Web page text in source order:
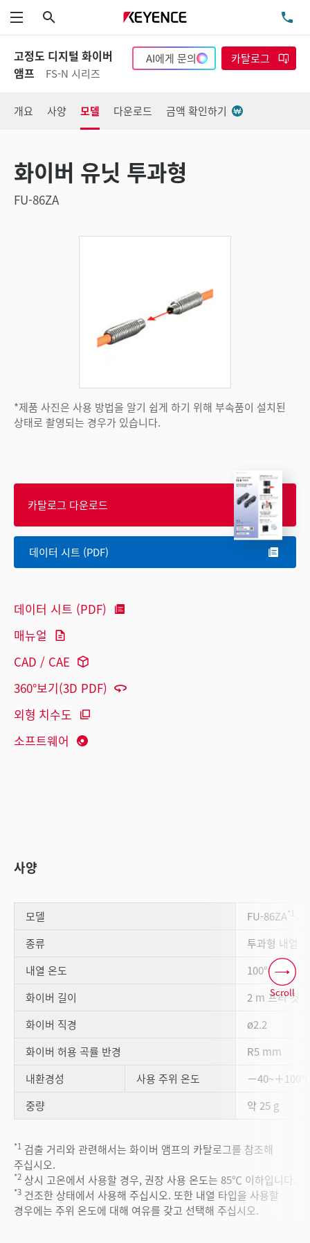
메뉴
고정도 디지털 화이버
앰프
FS-N 시리즈
AI에게 문의 카탈로그
개요 사양 모델 다운로드 금액 확인하기
화이버 유닛 투과형
FU-86ZA
*제품 사진은 사용 방법을 알기 쉽게 하기 위해 부속품이 설치된
상태로 촬영되는 경우가 있습니다.
카탈로그 다운로드
데이터 시트 (PDF)
데이터 시트 (PDF)
매뉴얼
CAD / CAE
360°보기(3D PDF)
외형 치수도
소프트웨어
사양
모델 FU-86ZA*1
종류
투과형 내열
내열 온도
100℃ *3
화이버 길이
2 m 프리 컷
화이버 직경
ø2.2
화이버 허용 곡률 반경
R5 mm
내환경성
사용 주위 온도
－40~＋
중량
약 25 g
*1 검출 거리와 관련해서는 화이버 앰프의 카탈로그를 참조해
주십시오.
*2 상시 고온에서 사용할 경우, 권장 사용 온도는 85℃ 이하입니다.
*3 건조한 상태에서 사용해 주십시오. 또한 내열 타입을 사용할
경우에는 주위 온도에 대해 여유를 갖고 선택해 주십시오.
Scroll